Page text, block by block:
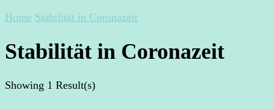
Home Stabilität in Coronazeit
Stabilität in Coronazeit
Showing 1 Result(s)